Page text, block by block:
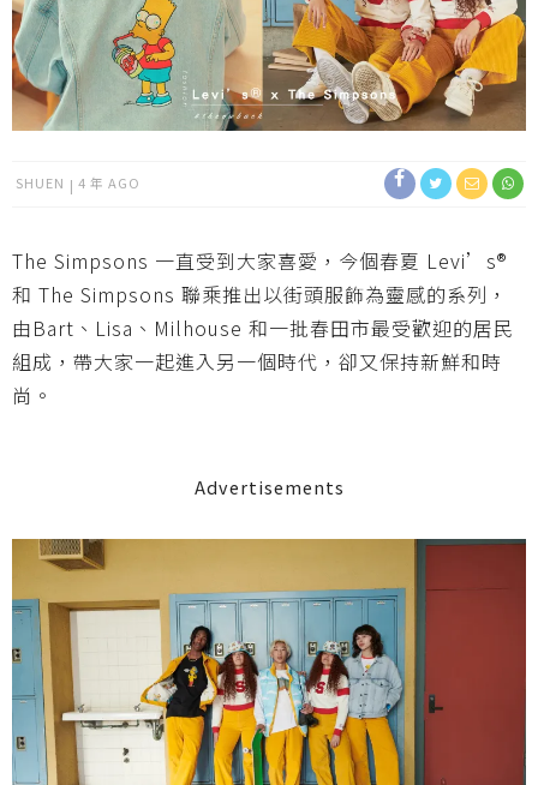
SHUEN 4 年 AGO
The Simpsons 一直受到大家喜愛，今個春夏 Levi’s®
和 The Simpsons 聯乘推出以街頭服飾為靈感的系列，
由Bart、Lisa、Milhouse 和一批春田市最受歡迎的居民
組成，帶大家一起進入另一個時代，卻又保持新鮮和時
尚。
Advertisements